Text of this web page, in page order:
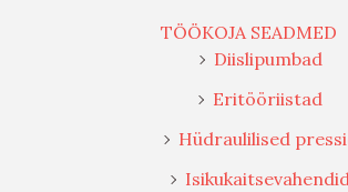
TÖÖKOJA SEADMED
Diislipumbad
Eritööriistad
Hüdraulilised